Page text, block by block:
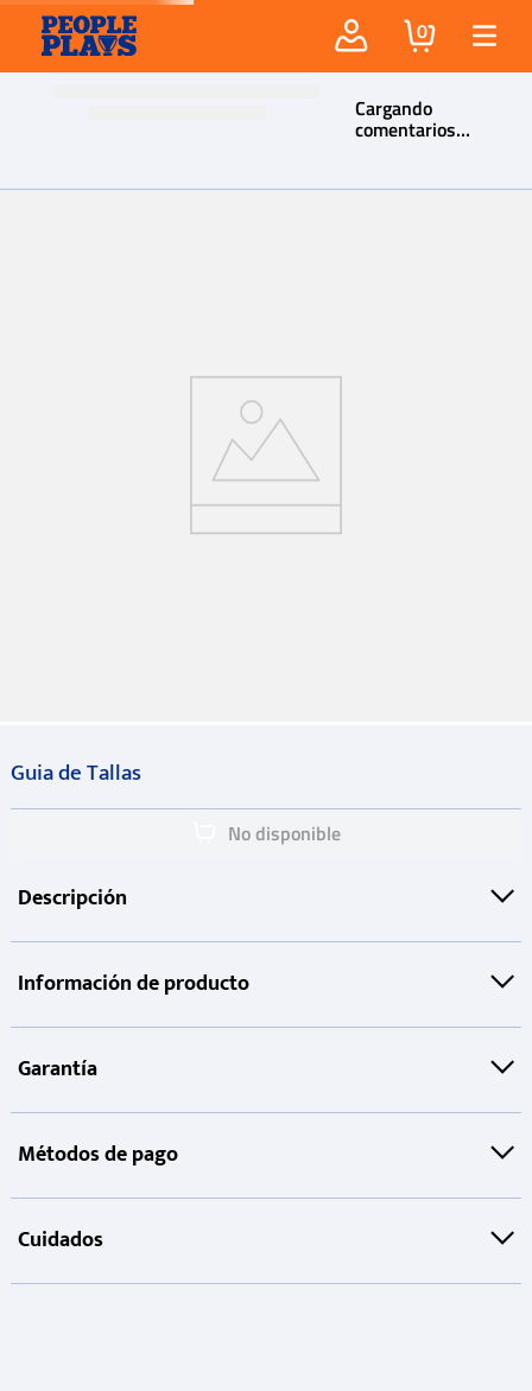
0
Cargando
comentarios…
Guia de Tallas
No disponible
Descripción
Información de producto
Garantía
Métodos de pago
Cuidados